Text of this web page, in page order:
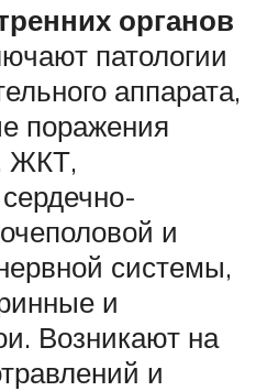
органов
патологии
аппарата,
поражения
ЖКТ,
и
системы,
и
Возникают на
и